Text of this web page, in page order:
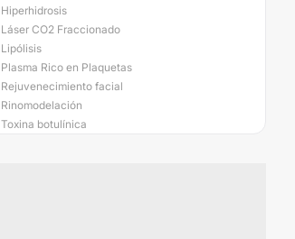
Hiperhidrosis
Láser CO2 Fraccionado
Lipólisis
Plasma Rico en Plaquetas
Rejuvenecimiento facial
Rinomodelación
Toxina botulínica